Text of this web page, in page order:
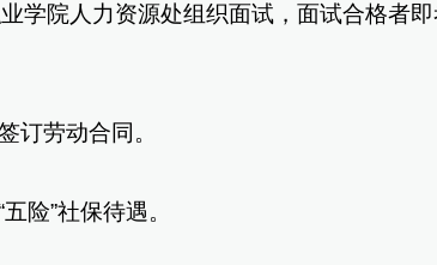
学院人力资源处组织面试，面试合格者即
订劳动合同。
险”社保待遇。